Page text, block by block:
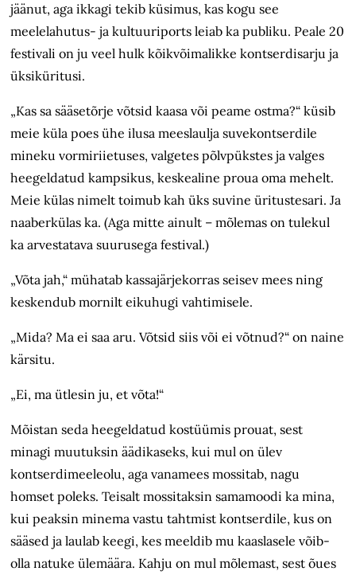
jäänut, aga ikkagi tekib küsimus, kas kogu see
meelelahutus- ja kultuuriports leiab ka publiku. Peale 20
festivali on ju veel hulk kõikvõimalikke kontserdisarju ja
üksiküritusi.
„Kas sa sääsetõrje võtsid kaasa või peame ostma?“ küsib
meie küla poes ühe ilusa meeslaulja suvekontserdile
mineku vormiriietuses, valgetes põlvpükstes ja valges
heegeldatud kampsikus, keskealine proua oma mehelt.
Meie külas nimelt toimub kah üks suvine ürituste­sari. Ja
naaberkülas ka. (Aga mitte ainult – mõlemas on tulekul
ka arvestatava suurusega festival.)
„Võta jah,“ mühatab kassajärjekorras seisev mees ning
keskendub mornilt eikuhugi vahtimisele.
„Mida? Ma ei saa aru. Võtsid siis või ei võtnud?“ on naine
kärsitu.
„Ei, ma ütlesin ju, et võta!“
Mõistan seda heegeldatud kostüümis prouat, sest
minagi muutuksin äädikaseks, kui mul on ülev
kontserdimeeleolu, aga vanamees mossitab, nagu
homset poleks. Teisalt mossitaksin samamoodi ka mina,
kui peaksin minema vastu tahtmist kontserdile, kus on
sääsed ja laulab keegi, kes meeldib mu kaaslasele võib-
olla natuke ülemäära. Kahju on mul mõlemast, sest õues